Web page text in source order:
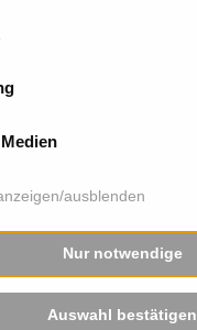
ausblenden
Nur notwendige
Auswahl bestätigen